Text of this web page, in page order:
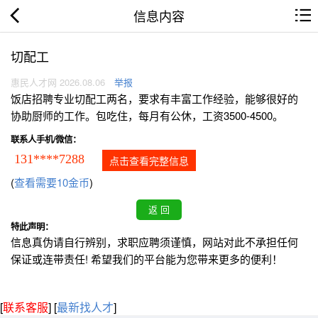
信息内容
切配工
惠民人才网 2026.08.06 举报
饭店招聘专业切配工两名，要求有丰富工作经验，能够很好的
协助厨师的工作。包吃住，每月有公休，工资3500-4500。
联系人手机/微信：
131****7288 点击查看完整信息
(查看需要10金币)
特此声明：
信息真伪请自行辨别，求职应聘须谨慎，网站对此不承担任何
保证或连带责任! 希望我们的平台能为您带来更多的便利！
[联系客服] [最新找人才]